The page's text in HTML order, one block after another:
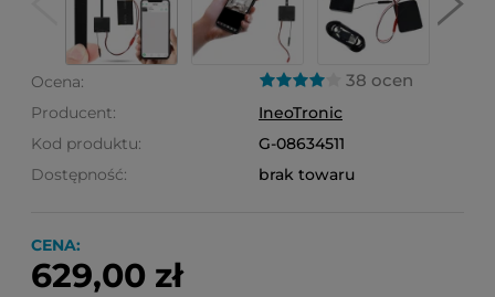
Ocena: 38 ocen
Producent:
IneoTronic
Kod produktu:
G-08634511
Dostępność:
brak towaru
CENA:
629,00 zł